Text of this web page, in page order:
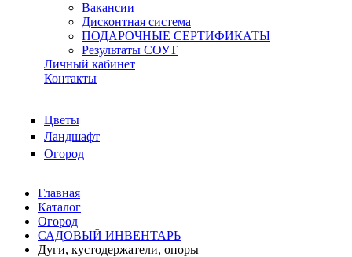
Вакансии
Дисконтная система
ПОДАРОЧНЫЕ СЕРТИФИКАТЫ
Результаты СОУТ
Личный кабинет
Контакты
Цветы
Ландшафт
Огород
Главная
Каталог
Огород
САДОВЫЙ ИНВЕНТАРЬ
Дуги, кустодержатели, опоры